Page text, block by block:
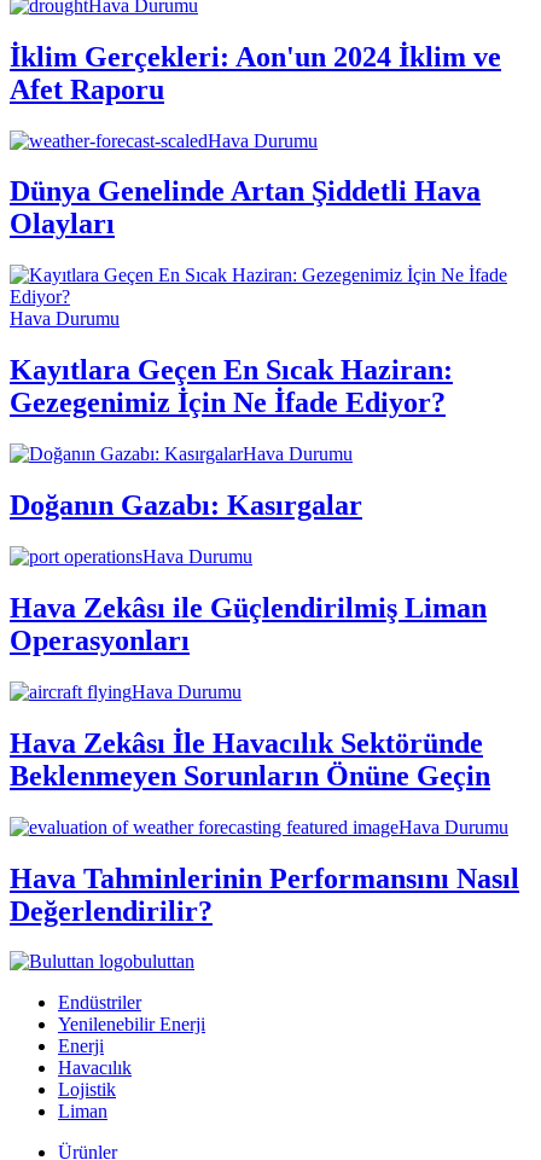
Hava Durumu
İklim Gerçekleri: Aon'un 2024 İklim ve
Afet Raporu
Hava Durumu
Dünya Genelinde Artan Şiddetli Hava
Olayları
Hava Durumu
Kayıtlara Geçen En Sıcak Haziran:
Gezegenimiz İçin Ne İfade Ediyor?
Hava Durumu
Doğanın Gazabı: Kasırgalar
Hava Durumu
Hava Zekâsı ile Güçlendirilmiş Liman
Operasyonları
Hava Durumu
Hava Zekâsı İle Havacılık Sektöründe
Beklenmeyen Sorunların Önüne Geçin
Hava Durumu
Hava Tahminlerinin Performansını Nasıl
Değerlendirilir?
buluttan
Endüstriler
Yenilenebilir Enerji
Enerji
Havacılık
Lojistik
Liman
Ürünler